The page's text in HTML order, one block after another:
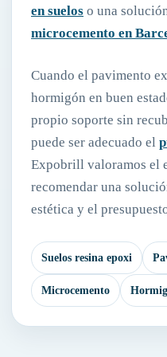
en suelos o una
microcemento en
Cuando el pavimento
hormigón en buen
propio soporte sin
puede ser adecuado el
Expobrill valoramos el
recomendar una
estética y el
Suelos resina epoxi
Microcemento